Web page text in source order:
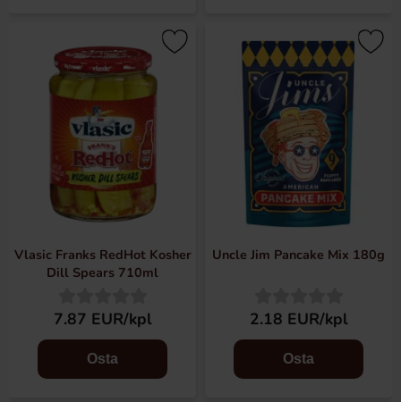
Vlasic Franks RedHot Kosher
Dill Spears 710ml
7.87 EUR/kpl
Osta
Uncle Jim Pancake Mix 180g
2.18 EUR/kpl
Osta